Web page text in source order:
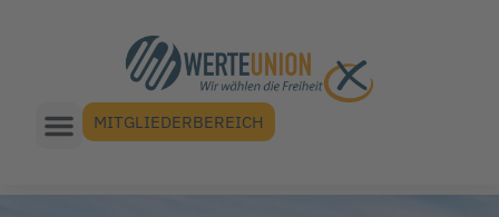
MITGLIEDERBEREICH